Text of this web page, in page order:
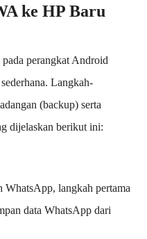
ke HP Baru
perangkat Android
Langkah-
(backup) serta
dijelaskan berikut ini:
WhatsApp, langkah pertama
data WhatsApp dari